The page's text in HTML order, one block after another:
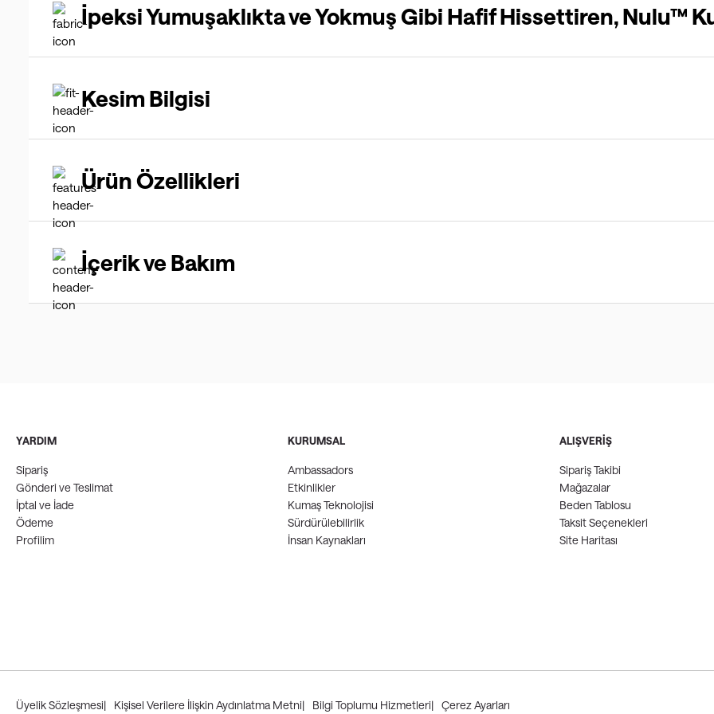
İpeksi Yumuşaklıkta ve Yokmuş Gibi Hafif Hissettiren, Nulu™
Kesim Bilgisi
Ürün Özellikleri
İçerik ve Bakım
YARDIM
Sipariş
Gönderi ve Teslimat
İptal ve İade
Ödeme
Profilim
KURUMSAL
Ambassadors
Etkinlikler
Kumaş Teknolojisi
Sürdürülebilirlik
İnsan Kaynakları
ALIŞVERİŞ
Sipariş Takibi
Mağazalar
Beden Tablosu
Taksit Seçenekleri
Site Haritası
Üyelik Sözleşmesi| Kişisel Verilere İlişkin Aydınlatma Metni| Bilgi Toplumu Hizmetleri| Çerez Ayarları